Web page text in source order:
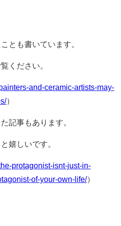
とも書いています。
ください。
and-ceramic-artists-may-
）
記事もあります。
嬉しいです。
protagonist-isnt-just-in-
of-your-own-life/）